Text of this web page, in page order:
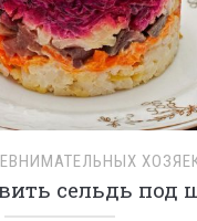
сельдь под